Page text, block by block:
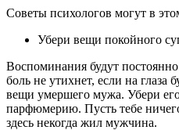
Советы психологов могут в
Убери вещи покойного
Воспоминания будут
боль не утихнет, если на глаза
вещи умершего мужа. Убери
парфюмерию. Пусть тебе
здесь некогда жил мужчина.